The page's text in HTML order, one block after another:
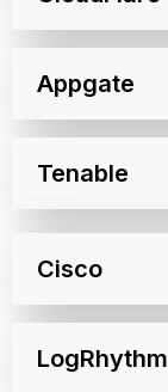
Appgate
Tenable
Cisco
LogRhythm